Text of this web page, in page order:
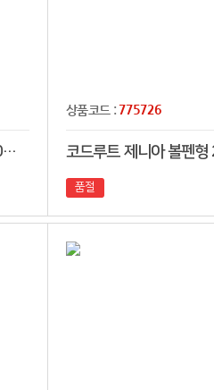
코드루트 LED 보조배터리 10000mAh
상품코드 :775726
품절